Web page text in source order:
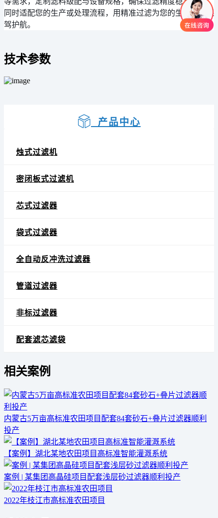
同时适配您的生产或处理流程，用精准过滤为您的生产运营保
驾护航。
技术参数
产品中心
烛式过滤机
密闭板式过滤机
芯式过滤器
袋式过滤器
全自动反冲洗过滤器
管道过滤器
非标过滤器
配套滤芯滤袋
相关案例
内蒙古5万亩高标准农田项目配套84套砂石+叠片过滤器顺利
投产
【案例】湖北某地农田项目高标准智能灌溉系统
案例 | 某集团高晶硅项目配套浅层砂过滤器顺利投产
2022年枝江市高标准农田项目